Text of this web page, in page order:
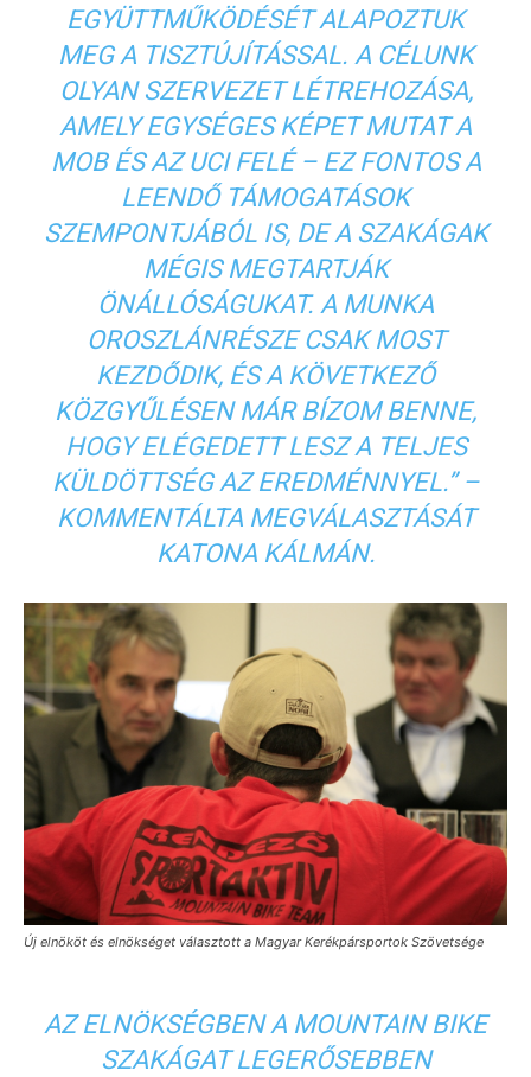
EGYÜTTMŰKÖDÉSÉT ALAPOZTUK
MEG A TISZTÚJÍTÁSSAL. A CÉLUNK
OLYAN SZERVEZET LÉTREHOZÁSA,
AMELY EGYSÉGES KÉPET MUTAT A
MOB ÉS AZ UCI FELÉ – EZ FONTOS A
LEENDŐ TÁMOGATÁSOK
SZEMPONTJÁBÓL IS, DE A SZAKÁGAK
MÉGIS MEGTARTJÁK
ÖNÁLLÓSÁGUKAT. A MUNKA
OROSZLÁNRÉSZE CSAK MOST
KEZDŐDIK, ÉS A KÖVETKEZŐ
KÖZGYŰLÉSEN MÁR BÍZOM BENNE,
HOGY ELÉGEDETT LESZ A TELJES
KÜLDÖTTSÉG AZ EREDMÉNNYEL.” –
KOMMENTÁLTA MEGVÁLASZTÁSÁT
KATONA KÁLMÁN.
Új elnököt és elnökséget választott a Magyar Kerékpársportok Szövetsége
AZ ELNÖKSÉGBEN A MOUNTAIN BIKE
SZAKÁGAT LEGERŐSEBBEN